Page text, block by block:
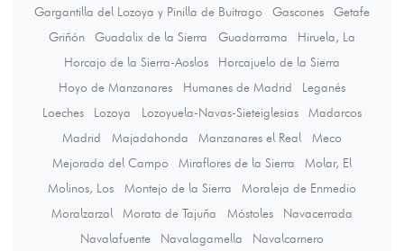
Gargantilla del Lozoya y Pinilla de Buitrago
Gascones
Getafe
Griñón
Guadalix de la Sierra Guadarrama
Hiruela, La
Horcajo de la Sierra-Aoslos
Horcajuelo de la Sierra
Hoyo de Manzanares
Humanes de Madrid
Leganés
Loeches
Lozoya Lozoyuela-Navas-Sieteiglesias
Madarcos
Madrid
Majadahonda Manzanares el Real
Meco
Mejorada del Campo
Miraflores de la Sierra
Molar, El
Molinos, Los
Montejo de la Sierra
Moraleja de Enmedio
Moralzarzal
Morata de Tajuña Móstoles
Navacerrada
Navalafuente
Navalagamella
Navalcarnero